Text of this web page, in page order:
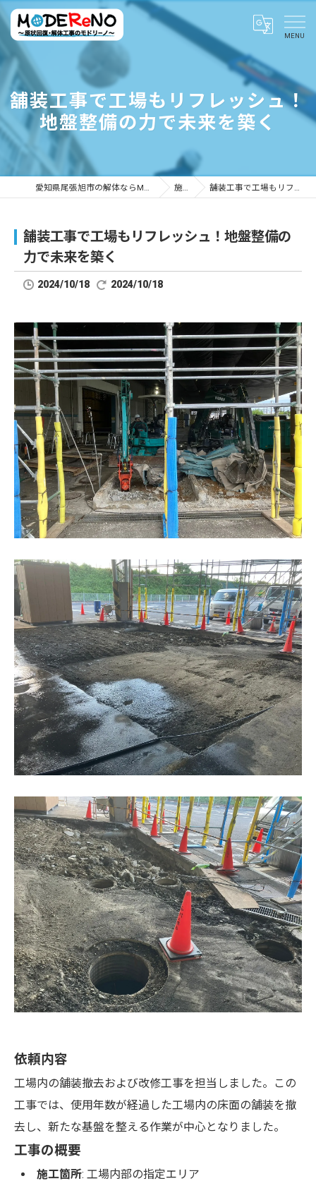
舗装工事で工場もリフレッシュ！
地盤整備の力で未来を築く
愛知県尾張旭市の解体ならMODEReNO ～原状回復・解体工事のモドリーノ～ 施工事例 舗装工事で工場もリフレッシュ！地盤整備の力で未来を築く
舗装工事で工場もリフレッシュ！地盤整備の
力で未来を築く
2024/10/18 2024/10/18
依頼内容
工場内の舗装撤去および改修工事を担当しました。この
工事では、使用年数が経過した工場内の床面の舗装を撤
去し、新たな基盤を整える作業が中心となりました。
工事の概要
施工箇所: 工場内部の指定エリア